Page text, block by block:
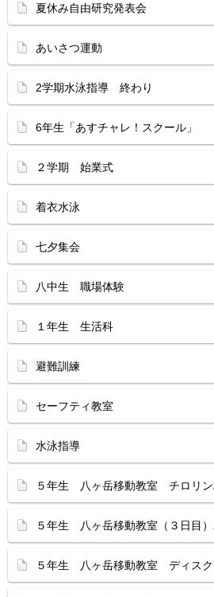
夏休み自由研究発表会
あいさつ運動
2学期水泳指導 終わり
6年生「あすチャレ！スクール」
２学期 始業式
着衣水泳
七夕集会
八中生 職場体験
１年生 生活科
避難訓練
セーフティ教室
水泳指導
５年生 八ヶ岳移動教室 チロリ
５年生 八ヶ岳移動教室（３日目
５年生 八ヶ岳移動教室 ディスク